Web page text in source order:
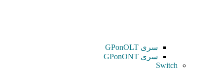
سری GPonOLT
سری GPonONT
Switch